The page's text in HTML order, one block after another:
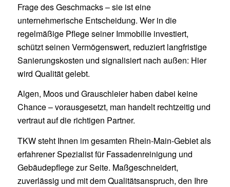
Frage des Geschmacks – sie ist eine
unternehmerische Entscheidung. Wer in die
regelmäßige Pflege seiner Immobilie investiert,
schützt seinen Vermögenswert, reduziert langfristige
Sanierungskosten und signalisiert nach außen: Hier
wird Qualität gelebt.
Algen, Moos und Grauschleier haben dabei keine
Chance – vorausgesetzt, man handelt rechtzeitig und
vertraut auf die richtigen Partner.
TKW steht Ihnen im gesamten Rhein-Main-Gebiet als
erfahrener Spezialist für Fassadenreinigung und
Gebäudepflege zur Seite. Maßgeschneidert,
zuverlässig und mit dem Qualitätsanspruch, den Ihre